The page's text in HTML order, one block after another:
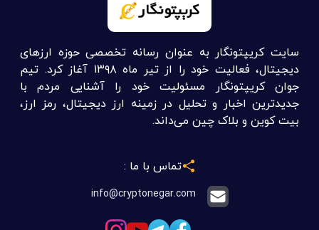
سایت کریپتونگار به عنوان رسانه تخصصی حوزه ارزهای
دیجیتال، فعالیت خود را از تیر ماه ۱۳۹۸ آغاز کرد. تیم
جوان کریپتونگار مسئولیت خود را آشنایی مردم با
جدیدترین اخبار و تحلیل در زمینه ارز دیجیتال، رمز ارز،
بیت کوین و بلاک چین می‌داند.
تماس با ما :
info@cryptonegar.com